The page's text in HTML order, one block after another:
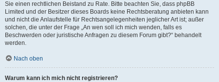
Sie einen rechtlichen Beistand zu Rate. Bitte beachten Sie, dass phpBB
Limited und der Besitzer dieses Boards keine Rechtsberatung anbieten kann
und nicht die Anlaufstelle für Rechtsangelegenheiten jeglicher Art ist; außer
solchen, die unter der Frage „An wen soll ich mich wenden, falls es
Beschwerden oder juristische Anfragen zu diesem Forum gibt?“ behandelt
werden.
Nach oben
Warum kann ich mich nicht registrieren?